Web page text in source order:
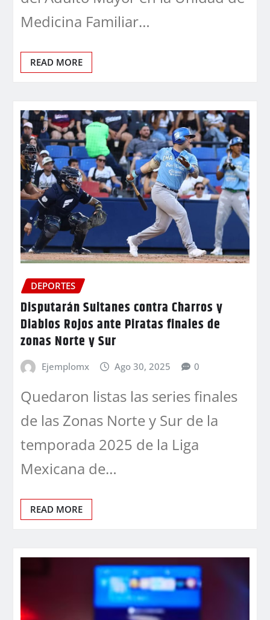
Medicina Familiar…
READ MORE
DEPORTES
Disputarán Sultanes contra Charros y
Diablos Rojos ante Piratas finales de
zonas Norte y Sur
Ejemplomx Ago 30, 2025 0
Quedaron listas las series finales
de las Zonas Norte y Sur de la
temporada 2025 de la Liga
Mexicana de…
READ MORE